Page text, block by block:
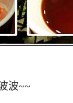
波~~